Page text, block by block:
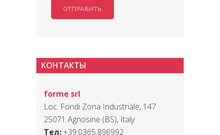
КОНТАКТЫ
forme srl
Loc. Fondi Zona Industriale, 147
25071 Agnosine (BS), Italy
Тел:+39.0365.896992